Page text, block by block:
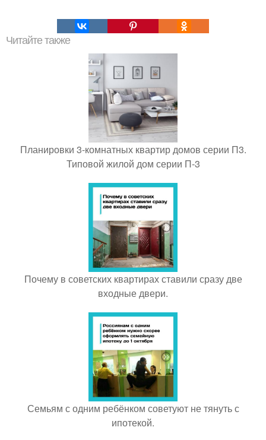
Читайте также
Планировки 3-комнатных квартир домов серии П3.
Типовой жилой дом серии П-3
Почему в советских квартирах ставили сразу две
входные двери.
Семьям с одним ребёнком советуют не тянуть с
ипотекой.